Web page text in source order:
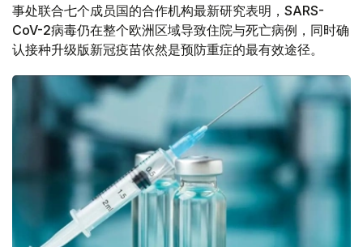
事处联合七个成员国的合作机构最新研究表明，SARS-
CoV-2病毒仍在整个欧洲区域导致住院与死亡病例，同时确
认接种升级版新冠疫苗依然是预防重症的最有效途径。